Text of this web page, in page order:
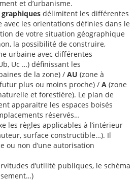
et d’urbanisme.
délimitent les différentes
avec les orientations définies dans le
de votre situation géographique
la possibilité de construire,
urbaine avec différentes
Uc …) définissant les
de la zone) / AU (zone à
plus ou moins proche) / A (zone
et forestière). Le plan de
apparaitre les espaces boisés
réservés…
les règles applicables à l’intérieur
surface constructible…). Il
ou non d’une autorisation
d’utilité publiques, le schéma